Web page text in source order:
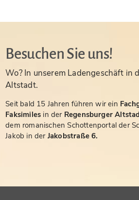
Besuchen Sie uns!
Wo? In unserem Ladengeschäft in
Altstadt.
Seit bald 15 Jahren führen wir ein
Faksimiles in der Regensburger
dem romanischen Schottenportal der
Jakob in der Jakobstraße 6.